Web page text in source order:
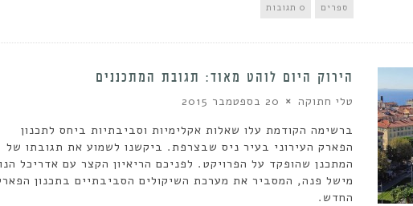
ספרים 0 תגובות
הירוק היום לוהט מאוד: תגובת המתכננים
טלי חתוקה 20 בספטמבר 2015
ברשימה הקודמת עלו שאלות אקלימיות וסביבתיות ביחס לתכנון
הפארק העירוני בעיר ניס שבצרפת. ביקשנו לשמוע את תגובתו של
המתכנן שהופקד על הפרויקט. לפניכם הריאיון הקצר עם אדריכל
מישל פנה, המסביר את מערכת השיקולים הסביבתיים בתכנון
החדש.